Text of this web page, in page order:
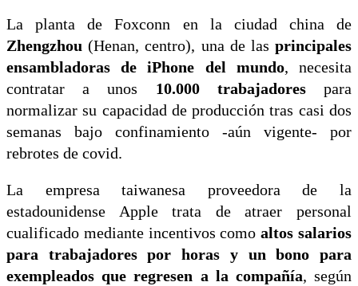
La planta de Foxconn en la ciudad china de
Zhengzhou (Henan, centro), una de las principales
ensambladoras de iPhone del mundo, necesita
contratar a unos 10.000 trabajadorespara
normalizar su capacidad de producción tras casi dos
semanas bajo confinamiento -aún vigente- por
rebrotes de covid.
La empresa taiwanesa proveedora de la
estadounidense Apple trata de atraer personal
cualificado mediante incentivos como altos salarios
para trabajadores por horas y un bono para
exempleados que regresen a la compañía, según